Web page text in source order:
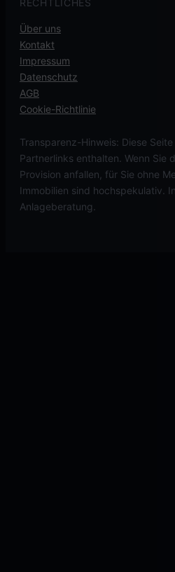
RECHTLICHES
Über uns
Kontakt
Impressum
Datenschutz
AGB
Cookie-Richtlinie
Transparenz-Hinweis: Diese
Partnerlinks enthalten. Wenn Sie
Provision anfallen, für Sie ohne
Immobilien sind hochspekulativ.
Anlageberatung.